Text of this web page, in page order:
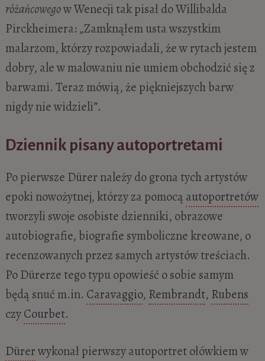
różańcowegow Wenecji tak pisał do Willibalda
Pirckheimera: „Zamknąłem usta wszystkim
malarzom, którzy rozpowiadali, że w rytach jestem
dobry, ale w malowaniu nie umiem obchodzić się z
barwami. Teraz mówią, że piękniejszych barw
nigdy nie widzieli”.
Dziennik pisany autoportretami
Po pierwsze Dürer należy do grona tych artystów
epoki nowożytnej, którzy za pomocą autoportretów
tworzyli swoje osobiste dzienniki, obrazowe
autobiografie, biografie symboliczne kreowane, o
recenzowanych przez samych artystów treściach.
Po Dürerze tego typu opowieść o sobie samym
będą snuć m.in. Caravaggio, Rembrandt, Rubens
czyCourbet.
Dürerwykonał pierwszy autoportret ołówkiem w